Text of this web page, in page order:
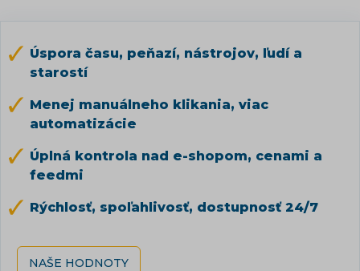
Úspora času, peňazí, nástrojov, ľudí a
starostí
Menej manuálneho klikania, viac
automatizácie
Úplná kontrola nad e-shopom, cenami a
feedmi
Rýchlosť, spoľahlivosť, dostupnosť 24/7
NAŠE HODNOTY